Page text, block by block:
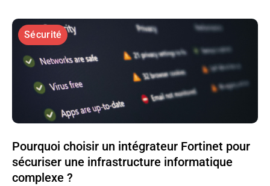
Sécurité
Pourquoi choisir un intégrateur Fortinet pour
sécuriser une infrastructure informatique
complexe ?